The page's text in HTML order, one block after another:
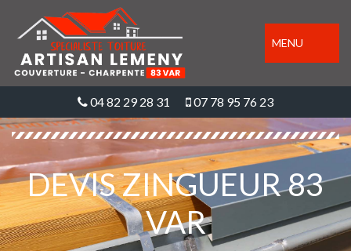
MENU
04 82 29 28 31 07 78 95 76 23
DEVIS ZINGUEUR 83
VAR